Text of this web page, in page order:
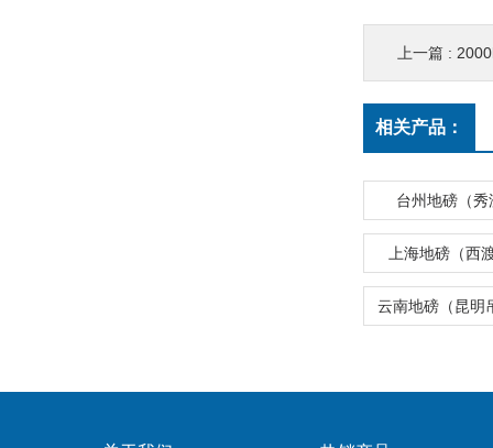
上一篇 :
相关产品：
台州地磅（
上海地磅（西